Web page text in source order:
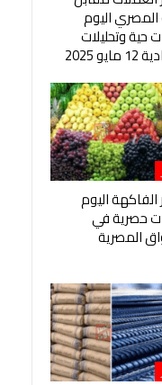
المصري اليوم
حية وتحليلات
2025
اليوم
حصرية في
المصرية